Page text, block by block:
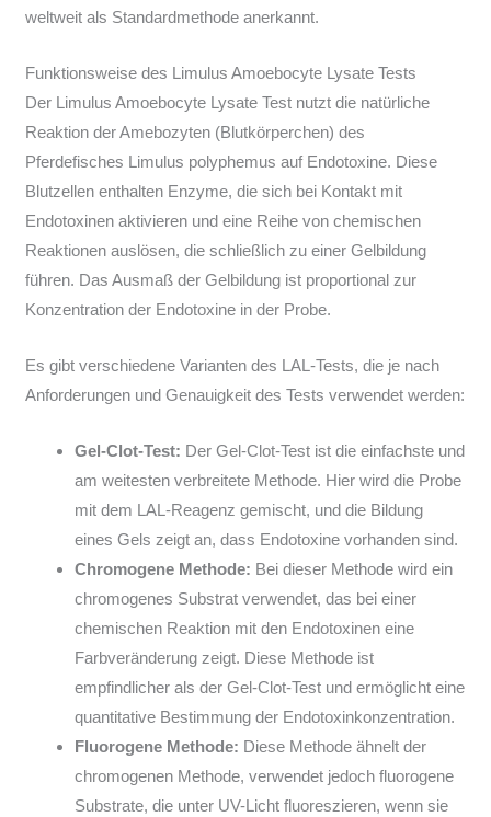
weltweit als Standardmethode anerkannt.
Funktionsweise des Limulus Amoebocyte Lysate Tests
Der Limulus Amoebocyte Lysate Test nutzt die natürliche
Reaktion der Amebozyten (Blutkörperchen) des
Pferdefisches Limulus polyphemus auf Endotoxine. Diese
Blutzellen enthalten Enzyme, die sich bei Kontakt mit
Endotoxinen aktivieren und eine Reihe von chemischen
Reaktionen auslösen, die schließlich zu einer Gelbildung
führen. Das Ausmaß der Gelbildung ist proportional zur
Konzentration der Endotoxine in der Probe.
Es gibt verschiedene Varianten des LAL-Tests, die je nach
Anforderungen und Genauigkeit des Tests verwendet werden:
Gel-Clot-Test: Der Gel-Clot-Test ist die einfachste und
am weitesten verbreitete Methode. Hier wird die Probe
mit dem LAL-Reagenz gemischt, und die Bildung
eines Gels zeigt an, dass Endotoxine vorhanden sind.
Chromogene Methode: Bei dieser Methode wird ein
chromogenes Substrat verwendet, das bei einer
chemischen Reaktion mit den Endotoxinen eine
Farbveränderung zeigt. Diese Methode ist
empfindlicher als der Gel-Clot-Test und ermöglicht eine
quantitative Bestimmung der Endotoxinkonzentration.
Fluorogene Methode: Diese Methode ähnelt der
chromogenen Methode, verwendet jedoch fluorogene
Substrate, die unter UV-Licht fluoreszieren, wenn sie